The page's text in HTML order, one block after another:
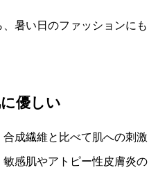
暑い日のファッションにも
優しい
成繊維と比べて肌への刺激
感肌やアトピー性皮膚炎の